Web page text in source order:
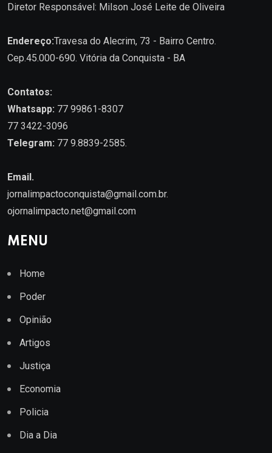
Diretor Responsável: Milson José Leite de Oliveira
Endereço:Travesa do Alecrim, 73 - Bairro Centro.
Cep.45.000-690. Vitória da Conquista - BA
Contatos:
Whatsapp: 77 99861-8307
77 3422-3096
Telegram: 77 9.8839-2585.
Email.
jornalimpactoconquista@gmail.com.br.
ojornalimpacto.net@gmail.com
MENU
Home
Poder
Opinião
Artigos
Justiça
Economia
Policia
Dia a Dia